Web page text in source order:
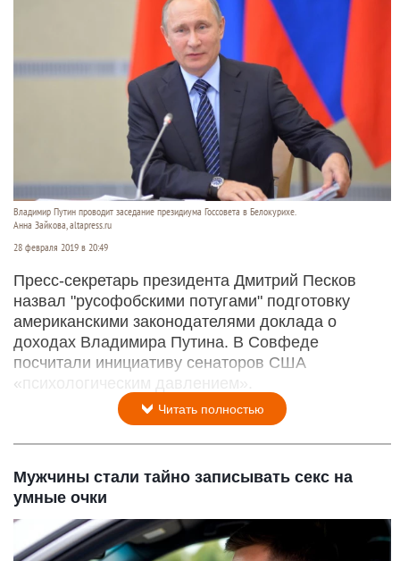
Владимир Путин проводит заседание президиума Госсовета в Белокурихе.
Анна Зайкова, altapress.ru
28 февраля 2019 в 20:49
Пресс-секретарь президента Дмитрий Песков
назвал "русофобскими потугами" подготовку
американскими законодателями доклада о
доходах Владимира Путина. В Совфеде
посчитали инициативу сенаторов США
«психологическим давлением».
Читать полностью
Мужчины стали тайно записывать секс на
умные очки